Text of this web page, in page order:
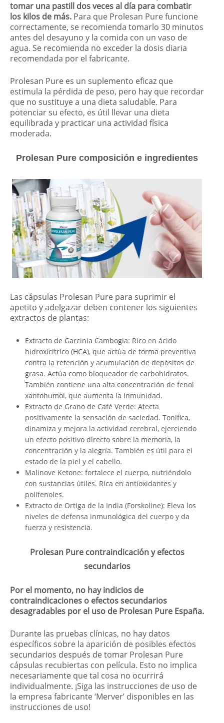
tomar una pastill dos veces al día para combatir
los kilos de más. Para que Prolesan Pure funcione
correctamente, se recomienda tomarlo 30 minutos
antes del desayuno y la comida con un vaso de
agua. Se recomienda no exceder la dosis diaria
recomendada por el fabricante.
Prolesan Pure es un suplemento eficaz que
estimula la pérdida de peso, pero hay que recordar
que no sustituye a una dieta saludable. Para
potenciar su efecto, es útil llevar una dieta
equilibrada y practicar una actividad física
moderada.
Prolesan Pure composición e ingredientes
Las cápsulas Prolesan Pure para suprimir el
apetito y adelgazar deben contener los siguientes
extractos de plantas:
Extracto de Garcinia Cambogia: Rico en ácido
hidroxicítrico (HCA), que actúa de forma preventiva
contra la retención y acumulación de depósitos de
grasa. Actúa como bloqueador de carbohidratos.
También contiene una alta concentración de fenol
xantohumol, que aumenta la inmunidad.
Extracto de Grano de Café Verde: Afecta
positivamente la sensación de saciedad. Tonifica,
dinamiza y mejora la actividad cerebral, ejerciendo
un efecto positivo directo sobre la memoria, la
concentración y la alegría. También es útil para el
estado de la piel y el cabello.
Malinove Ketone: fortalece el cuerpo, nutriéndolo
con sustancias útiles. Rica en antioxidantes y
polifenoles.
Extracto de Ortiga de la India (Forskoline): Eleva los
niveles de defensa inmunológica del cuerpo y da
fuerza y ​​resistencia.
Prolesan Pure contraindicación y efectos
secundarios
Por el momento, no hay indicios de
contraindicaciones o efectos secundarios
desagradables por el uso de Prolesan Pure España.
Durante las pruebas clínicas, no hay datos
específicos sobre la aparición de posibles efectos
secundarios después de tomar Prolesan Pure
cápsulas recubiertas con película. Esto no implica
necesariamente que tal cosa no ocurrirá
individualmente. ¡Siga las instrucciones de uso de
la empresa fabricante ‘Merver’ disponibles en las
instrucciones de uso!